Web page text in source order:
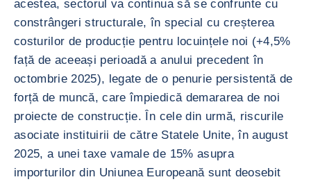
acestea, sectorul va continua să se confrunte cu
constrângeri structurale, în special cu creșterea
costurilor de producție pentru locuințele noi (+4,5%
față de aceeași perioadă a anului precedent în
octombrie 2025), legate de o penurie persistentă de
forță de muncă, care împiedică demararea de noi
proiecte de construcție. În cele din urmă, riscurile
asociate instituirii de către Statele Unite, în august
2025, a unei taxe vamale de 15% asupra
importurilor din Uniunea Europeană sunt deosebit